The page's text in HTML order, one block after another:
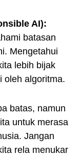
AI):
batasan
Mengetahui
lebih bijak
oleh algoritma.
batas, namun
untuk merasa
Jangan
rela menukar